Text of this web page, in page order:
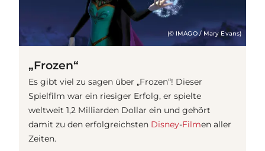
(© IMAGO / Mary Evans)
„Frozen“
Es gibt viel zu sagen über „Frozen“! Dieser
Spielfilm war ein riesiger Erfolg, er spielte
weltweit 1,2 Milliarden Dollar ein und gehört
damit zu den erfolgreichsten Disney-Filmen aller
Zeiten.